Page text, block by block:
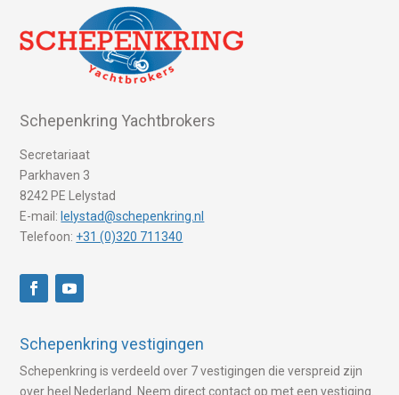
Schepenkring Yachtbrokers
Secretariaat
Parkhaven 3
8242 PE Lelystad
E-mail: lelystad@schepenkring.nl
Telefoon: +31 (0)320 711340
Schepenkring vestigingen
Schepenkring is verdeeld over 7 vestigingen die verspreid zijn
over heel Nederland. Neem direct contact op met een vestiging.